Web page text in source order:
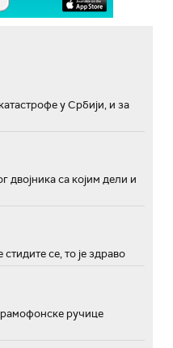
у Србији, и за
двојника са којим дели и
се, то је здраво
ручице